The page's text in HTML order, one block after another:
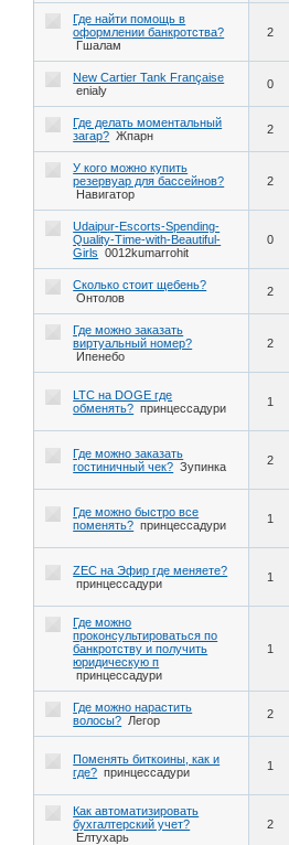
Где найти помощь в
оформлении банкротства?
Гшалам
2
New Cartier Tank Française
enialy
0
Где делать моментальный
загар? Жпарн 2
У кого можно купить
резервуар для бассейнов?
Навигатор
2
Udaipur-Escorts-Spending-
Quality-Time-with-Beautiful-
Girls
0012kumarrohit
0
Сколько стоит щебень?
Онтолов
2
Где можно заказать
виртуальный номер?
Ипенебо
2
LTC на DOGE где
обменять? принцессадури 1
Где можно заказать
гостиничный чек? Зупинка 2
Где можно быстро все
поменять? принцессадури 1
ZEC на Эфир где меняете?
принцессадури
1
Где можно
проконсультироваться по
банкротству и получить
юридическую п
принцессадури
1
Где можно нарастить
волосы? Легор 2
Поменять биткоины, как и
где? принцессадури 1
Как автоматизировать
бухгалтерский учет?
Елтухарь
2